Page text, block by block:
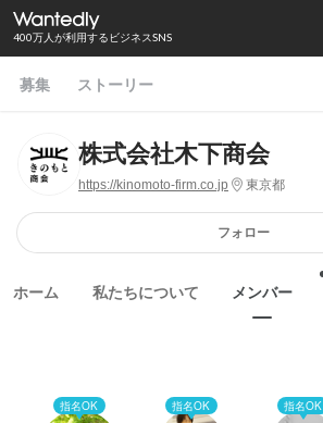
400万人が利用するビジネスSNS
募集 ストーリー
株式会社木下商会
https://kinomoto-firm.co.jp 東京都
フォロー
ホーム 私たちについて メンバー
指名OK 指名OK 指名OK